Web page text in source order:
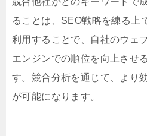
ることは、SEO戦略を練る上
利用することで、自社のウェ
エンジンでの順位を向上させ
す。競合分析を通じて、より
が可能になります。